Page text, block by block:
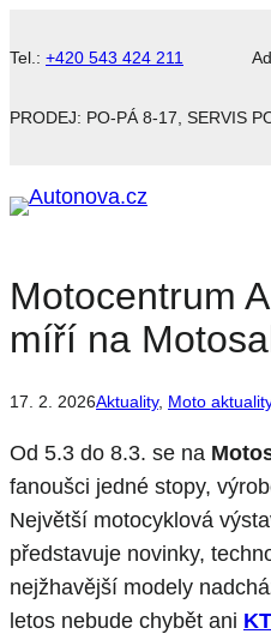
Tel.: +420 543 424 211
PRODEJ: PO-PÁ 8-17, SERVIS
Motocentrum
míří na
17. 2. 2026Aktuality, Moto
Od 5.3 do 8.3. se na
fanoušci jedné stopy,
Největší motocyklová
představuje novinky,
nejžhavější modely
letos nebude chybět ani